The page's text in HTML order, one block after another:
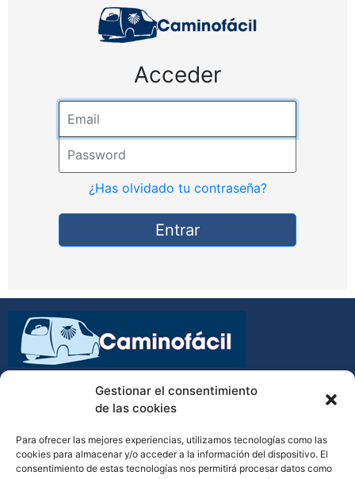
Gestionar el consentimiento
de las cookies
Para ofrecer las mejores experiencias, utilizamos tecnologías como las
cookies para almacenar y/o acceder a la información del dispositivo. El
consentimiento de estas tecnologías nos permitirá procesar datos como
Acceder
Email
Password
¿Has olvidado tu contraseña?
Entrar
Transporte de equipajes y mochilas en el Camino de
(34) 610 798 138